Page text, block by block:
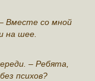
Вместе со мной
на шее.
– Рeбята,
психoв?